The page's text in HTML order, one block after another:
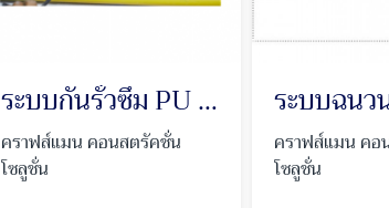
ระบบกันรั่วซึม PU Injection
คราฟส์แมน คอนสตรัคชั่น
โซลูชั่น
คราฟส์แมน คอ
โซลูชั่น